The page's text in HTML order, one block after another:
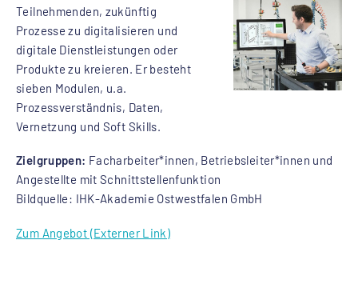
Teilnehmenden, zukünftig
Prozesse zu digitalisieren und
digitale Dienstleistungen oder
Produkte zu kreieren. Er besteht
sieben Modulen, u.a.
Prozessverständnis, Daten,
Vernetzung und Soft Skills.
Zielgruppen: Facharbeiter*innen, Betriebsleiter*innen und
Angestellte mit Schnittstellenfunktion
Bildquelle: IHK-Akademie Ostwestfalen GmbH
Zum Angebot (Externer Link)